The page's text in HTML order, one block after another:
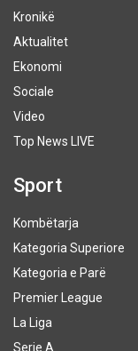
Kronikë
Aktualitet
Ekonomi
Sociale
Video
Top News LIVE
Sport
Kombëtarja
Kategoria Superiore
Kategoria e Parë
Premier League
La Liga
Serie A